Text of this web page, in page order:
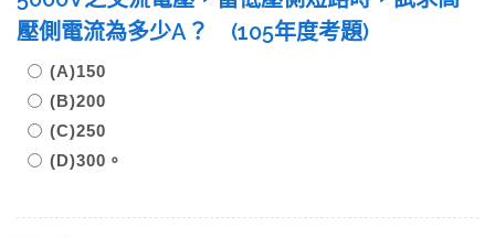
壓側電流為多少A？ (105年度考題)
(A)150
(B)200
(C)250
(D)300。